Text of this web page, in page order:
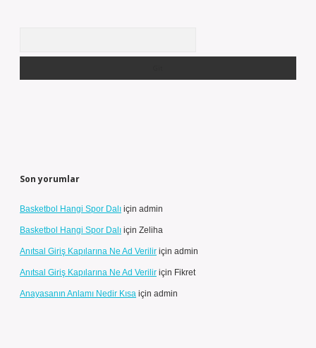
Son yorumlar
Basketbol Hangi Spor Dalı için admin
Basketbol Hangi Spor Dalı için Zeliha
Anıtsal Giriş Kapılarına Ne Ad Verilir için admin
Anıtsal Giriş Kapılarına Ne Ad Verilir için Fikret
Anayasanın Anlamı Nedir Kısa için admin